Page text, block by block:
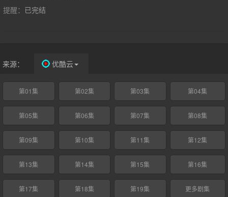
提醒： 已完结
来源： 优酷云
第01集 第02集 第03集 第04集
第05集 第06集 第07集 第08集
第09集 第10集 第11集 第12集
第13集 第14集 第15集 第16集
第17集 第18集 第19集 更多剧集